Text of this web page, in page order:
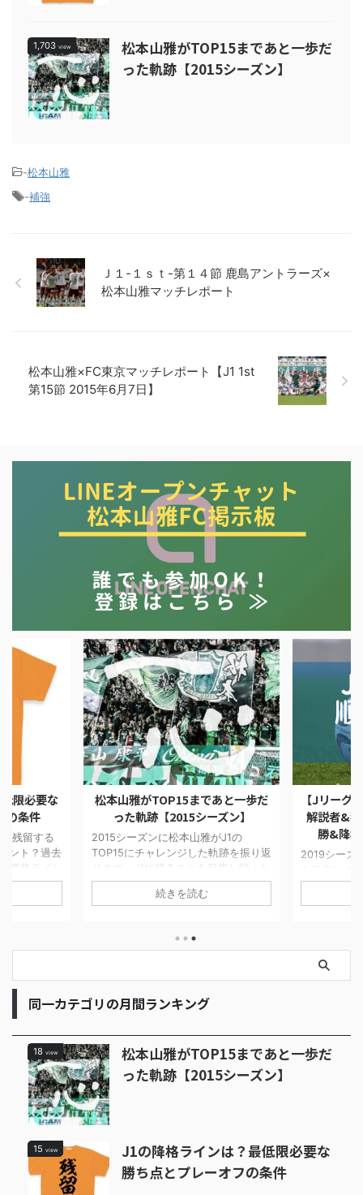
1,703 view
松本山雅がTOP15まであと一歩だ
った軌跡【2015シーズン】
-松本山雅
-補強
Ｊ１-１ｓｔ-第１４節 鹿島アントラーズ×
松本山雅マッチレポート
松本山雅×FC東京マッチレポート【J1 1st
第15節 2015年6月7日】
限必要な
の条件
残留する
ント？過去
降格ライン
チーム間の
松本山雅がTOP15まであと一歩だ
った軌跡【2015シーズン】
2015シーズンに松本山雅がJ1の
TOP15にチャレンジした軌跡を振り返
ります。J1に残ることを目指し戦った
4試合を当時の他チームの状況や気持
ちを書いています。最終順位は16位で
続きを読む
【Jリーグ
解説者&
勝&降
2019シーズ
想です。サ
た。ダーク
古屋グラン
同一カテゴリの月間ランキング
18 view
松本山雅がTOP15まであと一歩だ
った軌跡【2015シーズン】
15 view
J1の降格ラインは？最低限必要な
勝ち点とプレーオフの条件